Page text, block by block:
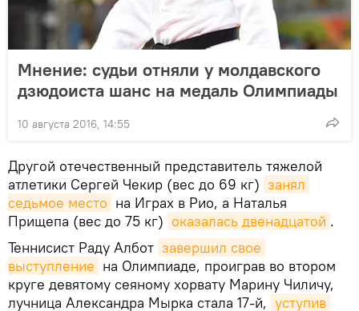
Мнение: судьи отняли у молдавского
дзюдоиста шанс на медаль Олимпиады
10 августа 2016, 14:55
Другой отечественный представитель тяжелой
атлетики Сергей Чекир (вес до 69 кг) занял
седьмое место на Играх в Рио, а Наталья
Прищепа (вес до 75 кг) оказалась двенадцатой .
Теннисист Раду Албот завершил свое
выступление на Олимпиаде, проиграв во втором
круге девятому сеяному хорвату Марину Чиличу,
лучница Александра Мырка стала 17-й, уступив